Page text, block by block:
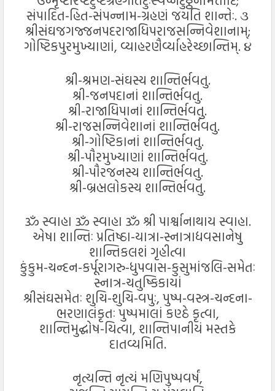
સંપાદિત-હિત-સંપન્નામ-ગ્રહણં જયતિ શાન્તેઃ. ૩
શ્રીસંઘજગજ્જનપદરાજાધિપરાજસન્નિવેશાનામ્;
ગોષ્ટિકપુરમુખ્યાણાં, વ્યાહરણૈર્વ્યાહરેચ્છાન્તિમ્. ૪
શ્રી-શ્રમણ-સંઘસ્ય શાન્તિર્ભવતુ.
શ્રી-જનપદાનાં શાન્તિર્ભવતુ.
શ્રી-રાજાધિપાનાં શાન્તિર્ભવતુ.
શ્રી-રાજસન્નિવેશાનાં શાન્તિર્ભવતુ.
શ્રી-ગોષ્ટિકાનાં શાન્તિર્ભવતુ.
શ્રી-પૌરમુખ્યાણાં શાન્તિર્ભવતુ.
શ્રી-પૌરજનસ્ય શાન્તિર્ભવતુ.
શ્રી-બ્રહ્મલોકસ્ય શાન્તિર્ભવતુ.
ૐ સ્વાહા ૐ સ્વાહા ૐ શ્રી પાર્શ્વાનાથાય સ્વાહા.
એષા શાન્તિઃ પ્રતિષ્ઠા-યાત્રા-સ્નાત્રાદ્યવસાનેષુ
શાન્તિકલશં ગૃહીત્વા
કુંકુમ-ચન્દન-કર્પૂરાગરુ-ધુપવાસ-કુસુમાંજલિ-સમેતઃ
સ્નાત્ર-ચતુષ્કિકાયાં
શ્રીસંઘસમેતઃ શુચિ-શુચિ-વપુઃ, પુષ્પ-વસ્ત્ર-ચન્દના-
ભરણાલંકૃતઃ પુષ્પમાલાં કણ્ઠે કૃત્વા,
શાન્તિમુદ્ઘોષ-યિત્વા, શાન્તિપાનીયં મસ્તકે
દાતવ્યમિતિ.
નૃત્યન્તિ નૃત્યં મણિપુષ્પવર્ષં,